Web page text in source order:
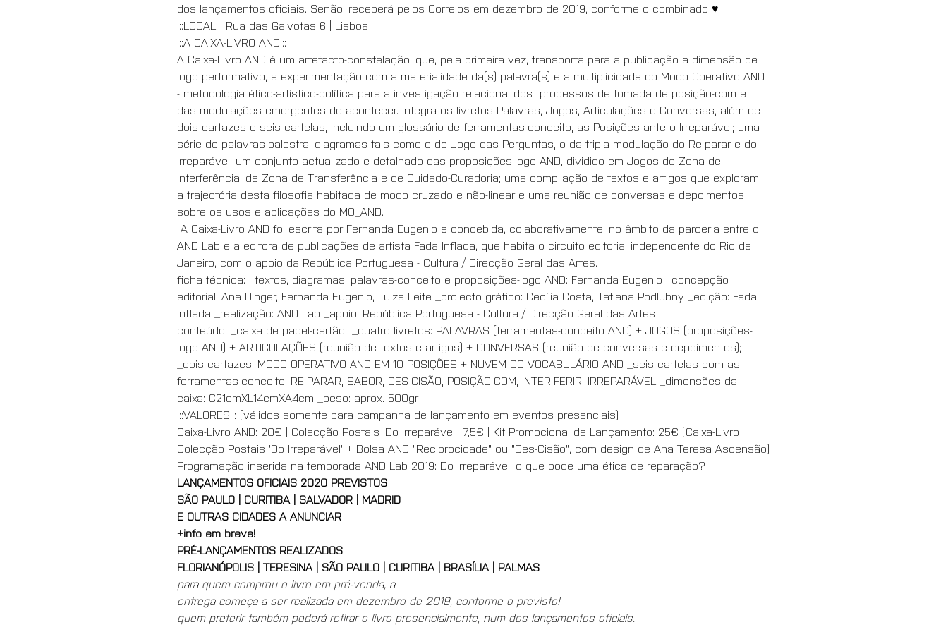
dos lançamentos oficiais. Senão, receberá pelos Correios em dezembro de 2019, conforme o combinado ♥
:::LOCAL::: Rua das Gaivotas 6 | Lisboa
:::A CAIXA-LIVRO AND:::
A Caixa-Livro AND é um artefacto-constelação, que, pela primeira vez, transporta para a publicação a dimensão de
jogo performativo, a experimentação com a materialidade da(s) palavra(s) e a multiplicidade do Modo Operativo AND
- metodologia ético-artístico-política para a investigação relacional dos  processos de tomada de posição-com e
das modulações emergentes do acontecer. Integra os livretos Palavras, Jogos, Articulações e Conversas, além de
dois cartazes e seis cartelas, incluindo um glossário de ferramentas-conceito, as Posições ante o Irreparável; uma
série de palavras-palestra; diagramas tais como o do Jogo das Perguntas, o da tripla modulação do Re-parar e do
Irreparável; um conjunto actualizado e detalhado das proposições-jogo AND, dividido em Jogos de Zona de
Interferência, de Zona de Transferência e de Cuidado-Curadoria; uma compilação de textos e artigos que exploram
a trajectória desta filosofia habitada de modo cruzado e não-linear e uma reunião de conversas e depoimentos
sobre os usos e aplicações do MO_AND.
A Caixa-Livro AND foi escrita por Fernanda Eugenio e concebida, colaborativamente, no âmbito da parceria entre o
AND Lab e a editora de publicações de artista Fada Inflada, que habita o circuito editorial independente do Rio de
Janeiro, com o apoio da República Portuguesa - Cultura / Direcção Geral das Artes.
ficha técnica: _textos, diagramas, palavras-conceito e proposições-jogo AND: Fernanda Eugenio _concepção
editorial: Ana Dinger, Fernanda Eugenio, Luiza Leite _projecto gráfico: Cecília Costa, Tatiana Podlubny _edição: Fada
Inflada _realização: AND Lab _apoio: República Portuguesa - Cultura / Direcção Geral das Artes
conteúdo: _caixa de papel-cartão  _quatro livretos: PALAVRAS (ferramentas-conceito AND) + JOGOS (proposições-
jogo AND) + ARTICULAÇÕES (reunião de textos e artigos) + CONVERSAS (reunião de conversas e depoimentos);
_dois cartazes: MODO OPERATIVO AND EM 10 POSIÇÕES + NUVEM DO VOCABULÁRIO AND _seis cartelas com as
ferramentas-conceito: RE-PARAR, SABOR, DES-CISÃO, POSIÇÃO-COM, INTER-FERIR, IRREPARÁVEL _dimensões da
caixa: C21cmXL14cmXA4cm _peso: aprox. 500gr
:::VALORES::: (válidos somente para campanha de lançamento em eventos presenciais)
Caixa-Livro AND: 20€ | Colecção Postais 'Do Irreparável': 7,5€ | Kit Promocional de Lançamento: 25€ (Caixa-Livro +
Colecção Postais 'Do Irreparável' + Bolsa AND "Reciprocidade" ou "Des-Cisão", com design de Ana Teresa Ascensão)
Programação inserida na temporada AND Lab 2019: Do Irreparável: o que pode uma ética de reparação?
LANÇAMENTOS OFICIAIS 2020 PREVISTOS
SÃO PAULO | CURITIBA | SALVADOR | MADRID
E OUTRAS CIDADES A ANUNCIAR
+info em breve!
PRÉ-LANÇAMENTOS REALIZADOS
FLORIANÓPOLIS | TERESINA | SÃO PAULO | CURITIBA | BRASÍLIA | PALMAS
para quem comprou o livro em pré-venda, a
entrega começa a ser realizada em dezembro de 2019, conforme o previsto!
quem preferir também poderá retirar o livro presencialmente, num dos lançamentos oficiais.